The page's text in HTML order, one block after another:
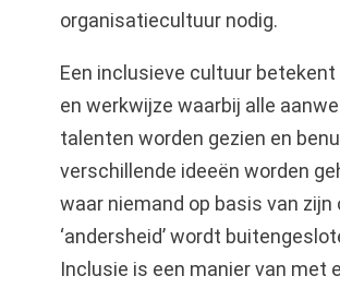
organisatiecultuur nodig.
Een inclusieve cultuur
en werkwijze waarbij alle
talenten worden gezien en
verschillende ideeën worden
waar niemand op basis van zijn
‘andersheid’ wordt
Inclusie is een manier van met